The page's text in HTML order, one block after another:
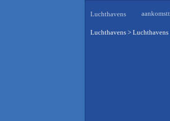
Luchthavens
Luchthavens >